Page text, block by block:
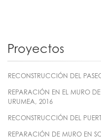
Proyectos
RECONSTRUCCIÓN DEL
REPARACIÓN EN EL MURO
URUMEA, 2016
RECONSTRUCCIÓN DEL
REPARACIÓN DE MURO EN